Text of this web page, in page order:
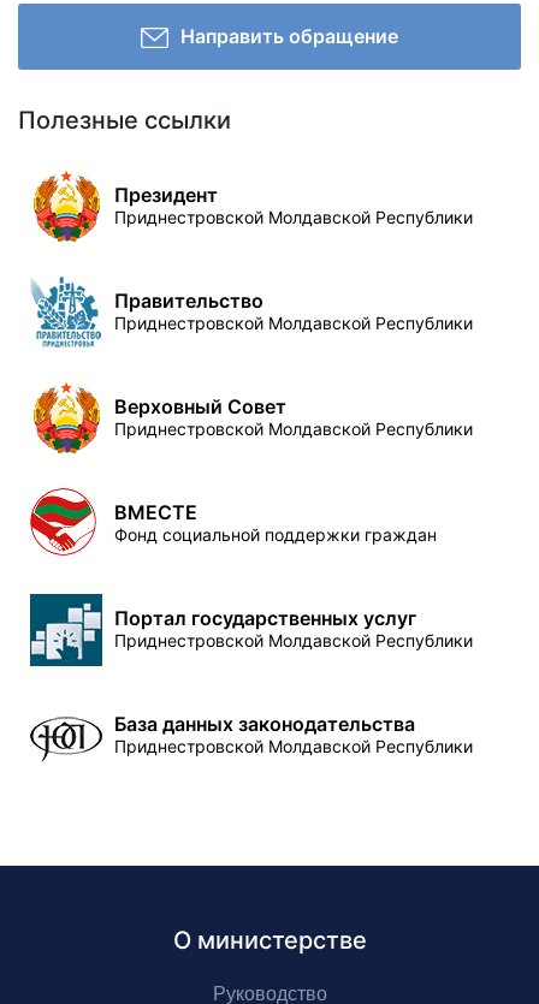
Направить обращение
Полезные ссылки
Президент
Приднестровской Молдавской Республики
Правительство
Приднестровской Молдавской Республики
Верховный Совет
Приднестровской Молдавской Республики
ВМЕСТЕ
Фонд социальной поддержки граждан
Портал государственных услуг
Приднестровской Молдавской Республики
База данных законодательства
Приднестровской Молдавской Республики
О министерстве
Руководство